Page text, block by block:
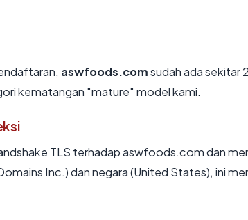
aswfoods.comsudah ada sekitar
kematangan "mature" model kami.
TLS terhadap aswfoods.com dan
Inc.) dan negara (United States), ini